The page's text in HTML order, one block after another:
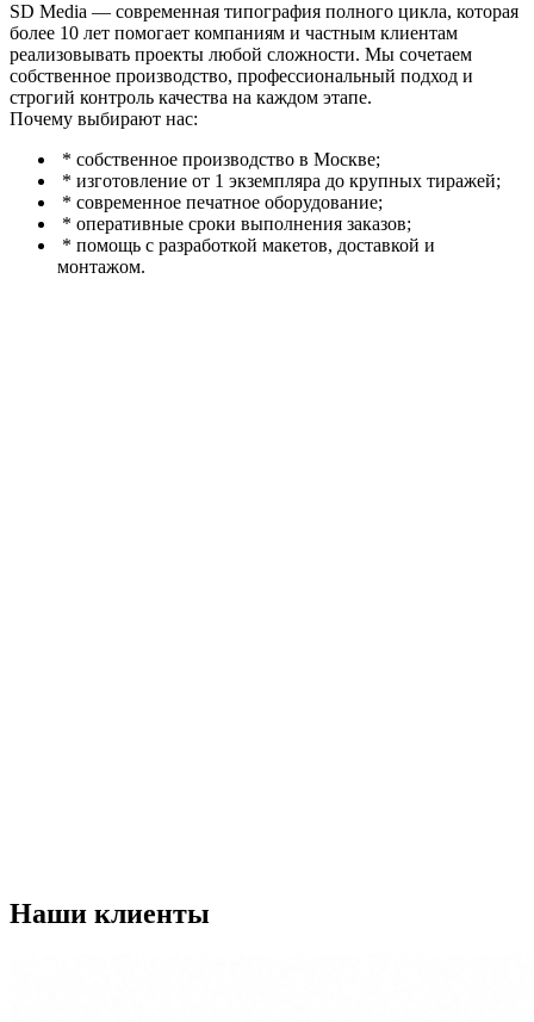
SD Media — современная типография полного цикла, которая
более 10 лет помогает компаниям и частным клиентам
реализовывать проекты любой сложности. Мы сочетаем
собственное производство, профессиональный подход и
строгий контроль качества на каждом этапе.
Почему выбирают нас:
* собственное производство в Москве;
* изготовление от 1 экземпляра до крупных тиражей;
* современное печатное оборудование;
* оперативные сроки выполнения заказов;
* помощь с разработкой макетов, доставкой и
монтажом.
Наши клиенты